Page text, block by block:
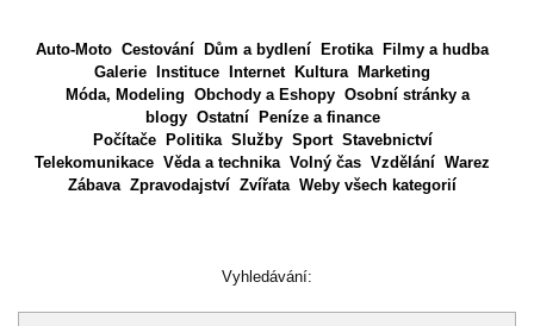
Auto-Moto Cestování Dům a bydlení Erotika
Filmy a hudba
Galerie
Instituce Internet Kultura
Marketing
Móda, Modeling Obchody a Eshopy Osobní stránky a
blogy Ostatní
Peníze a finance
Počítače
Politika Služby Sport Stavebnictví
Telekomunikace Věda a technika Volný čas Vzdělání Warez
Zábava Zpravodajství Zvířata Weby všech kategorií
Vyhledávání: